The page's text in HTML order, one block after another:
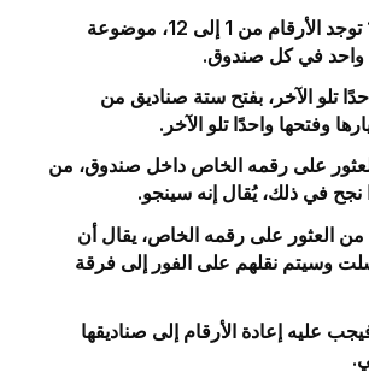
بداخل الصناديق الـ12 توجد الأرقام من 1 إلى 12، موضوعة
في كل صندوق.
تلو الآخر، بفتح ستة صناديق من
وفتحها واحدًا تلو الآخر.
على رقمه الخاص داخل صندوق، من
نجح في ذلك، يُقال إنه سينجو.
العثور على رقمه الخاص، يقال أن
وسيتم نقلهم على الفور إلى فرقة
عليه إعادة الأرقام إلى صناديقها